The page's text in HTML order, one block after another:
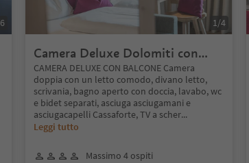
6
Camera Deluxe Dolomiti con
balcone
CAMERA DELUXE CON BALCONE Camera
doppia con un letto comodo, divano letto,
scrivania, bagno aperto con doccia, lavabo, wc
e bidet separati, asciuga asciugamani e
asciugacapelli Cassaforte, TV a scher...
Leggi tutto
Massimo 4 ospiti
1/4